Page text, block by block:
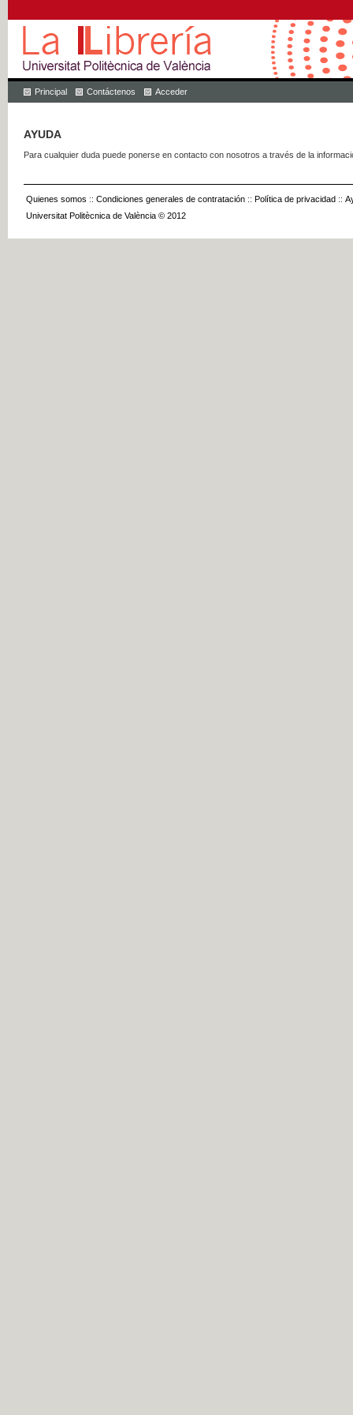
Principal Contáctenos Acceder
AYUDA
Para cualquier duda puede ponerse en contacto con nosotros a través de la
Quienes somos :: Condiciones generales de contratación :: Política de privacidad ::
Universitat Politècnica de València © 2012